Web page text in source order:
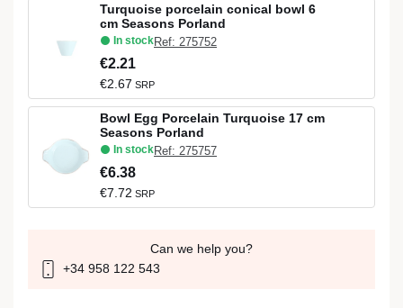
Turquoise porcelain conical bowl 6
cm Seasons Porland
In stockRef: 275752
€2.21
€2.67 SRP
Bowl Egg Porcelain Turquoise 17 cm
Seasons Porland
In stockRef: 275757
€6.38
€7.72 SRP
Can we help you?
+34 958 122 543